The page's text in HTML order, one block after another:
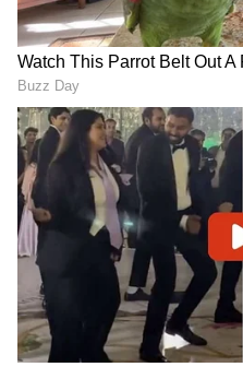
RECOMMENDED STORIES
ವಿಶ್ವದ ಹಳೆಯ ದೈತ್ಯ ಆಮೆಗೀಗ